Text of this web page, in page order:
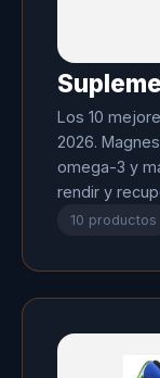
Los 10
2026.
omega-3 y
rendir y
10 productos